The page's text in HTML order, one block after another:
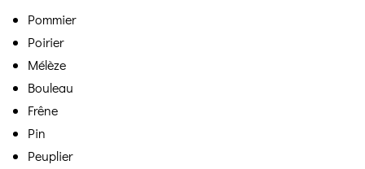
Pommier
Poirier
Mélèze
Bouleau
Frêne
Pin
Peuplier